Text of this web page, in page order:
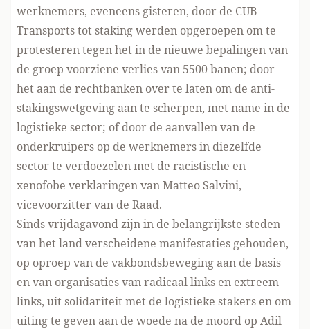
werknemers, eveneens gisteren, door de CUB
Transports tot staking werden opgeroepen om te
protesteren tegen het in de nieuwe bepalingen van
de groep voorziene verlies van 5500 banen; door
het aan de rechtbanken over te laten om de anti-
stakingswetgeving aan te scherpen, met name in de
logistieke sector; of door de aanvallen van de
onderkruipers op de werknemers in diezelfde
sector te verdoezelen met de racistische en
xenofobe verklaringen van Matteo Salvini,
vicevoorzitter van de Raad.
Sinds vrijdagavond zijn in de belangrijkste steden
van het land verscheidene manifestaties gehouden,
op oproep van de vakbondsbeweging aan de basis
en van organisaties van radicaal links en extreem
links, uit solidariteit met de logistieke stakers en om
uiting te geven aan de woede na de moord op Adil